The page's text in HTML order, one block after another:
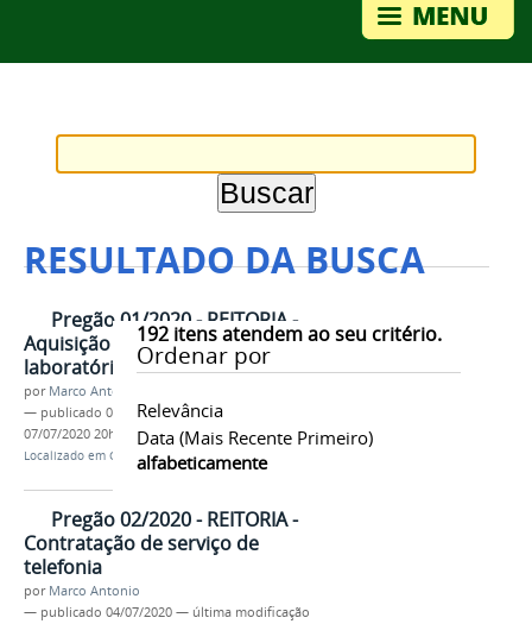
RESULTADO DA BUSCA
192itens atendem ao seu critério.
Ordenar por
Relevância
Data (mais Recente Primeiro)
alfabeticamente
Pregão 01/2020 - REITORIA -
Aquisição de materiais para
laboratório
por Marco Antonio
— publicado 04/07/2020—última modificação
07/07/2020 20h58
Localizado em O Ifal /…/Compras / Pregões 2020
Pregão 02/2020 - REITORIA -
Contratação de serviço de
telefonia
por Marco Antonio
— publicado 04/07/2020 — última modificação